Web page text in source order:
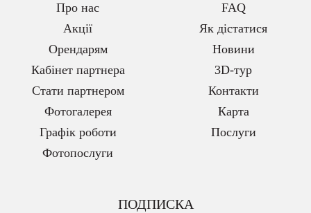
Про нас
Акції
Орендарям
Кабінет партнера
Стати партнером
Фотогалерея
Графік роботи
Фотопослуги
FAQ
Як дістатися
Новини
3D-тур
Контакти
Карта
Послуги
ПОДПИСКА